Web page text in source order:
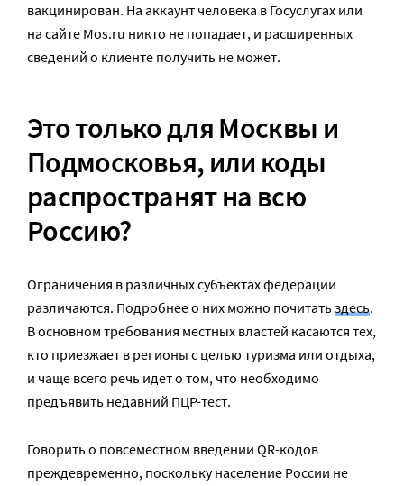
вакцинирован. На аккаунт человека в Госуслугах или
на сайте Mos.ru никто не попадает, и расширенных
сведений о клиенте получить не может.
Это только для Москвы и
Подмосковья, или коды
распространят на всю
Россию?
Ограничения в различных субъектах федерации
различаются. Подробнее о них можно почитатьздесь.
В основном требования местных властей касаются тех,
кто приезжает в регионы с целью туризма или отдыха,
и чаще всего речь идет о том, что необходимо
предъявить недавний ПЦР-тест.
Говорить о повсеместном введении QR-кодов
преждевременно, поскольку население России не